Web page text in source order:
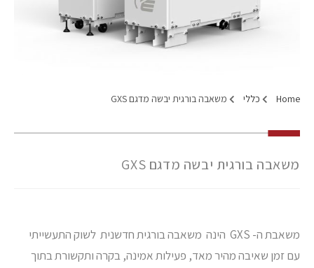
Home כללי משאבה בורגית יבשה מדגם GXS
משאבה בורגית יבשה מדגם GXS
משאבת ה- GXS הינה משאבה בורגית חדשנית לשוק התעשייתי
עם זמן שאיבה מהיר מאד, פעילות אמינה, בקרה ותקשורת בתוך